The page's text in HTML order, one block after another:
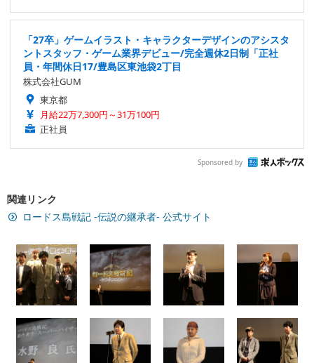
「27卒」ゲームイラスト・キャラクターデザインのアシスタ
ントスタッフ・ゲーム業界デビュー/完全週休2日制「正社
員・年間休日17/豊島区東池袋2丁目
株式会社GUM
東京都
月給22万7,300円～31万100円
正社員
Sponsored by
関連リンク
ロードス島戦記 -伝説の継承者- 公式サイト